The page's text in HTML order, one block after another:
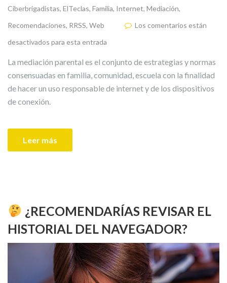
Ciberbrigadistas, ElTeclas, Familia, Internet, Mediación,
Recomendaciones, RRSS, Web
Los comentarios están
desactivados para esta entrada
La mediación parental es el conjunto de estrategias y normas
consensuadas en familia, comunidad, escuela con la finalidad
de hacer un uso responsable de internet y de los dispositivos
de conexión.
Leer más
¿RECOMENDARÍAS REVISAR EL
HISTORIAL DEL NAVEGADOR?